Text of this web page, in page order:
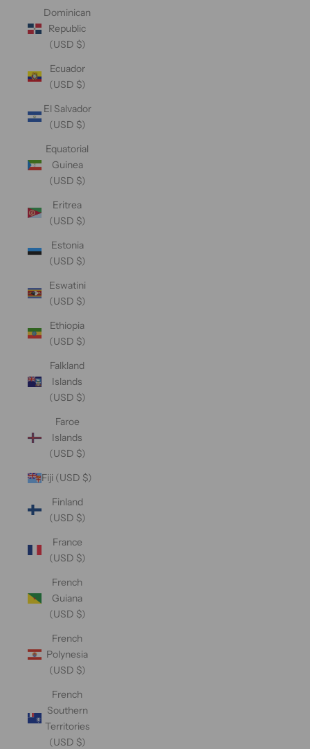
Dominican
Republic
(USD $)
Ecuador
(USD $)
El Salvador
(USD $)
Equatorial
Guinea
(USD $)
Eritrea
(USD $)
Estonia
(USD $)
Eswatini
(USD $)
Ethiopia
(USD $)
Falkland
Islands
(USD $)
Faroe
Islands
(USD $)
Fiji (USD $)
Finland
(USD $)
France
(USD $)
French
Guiana
(USD $)
French
Polynesia
(USD $)
French
Southern
Territories
(USD $)